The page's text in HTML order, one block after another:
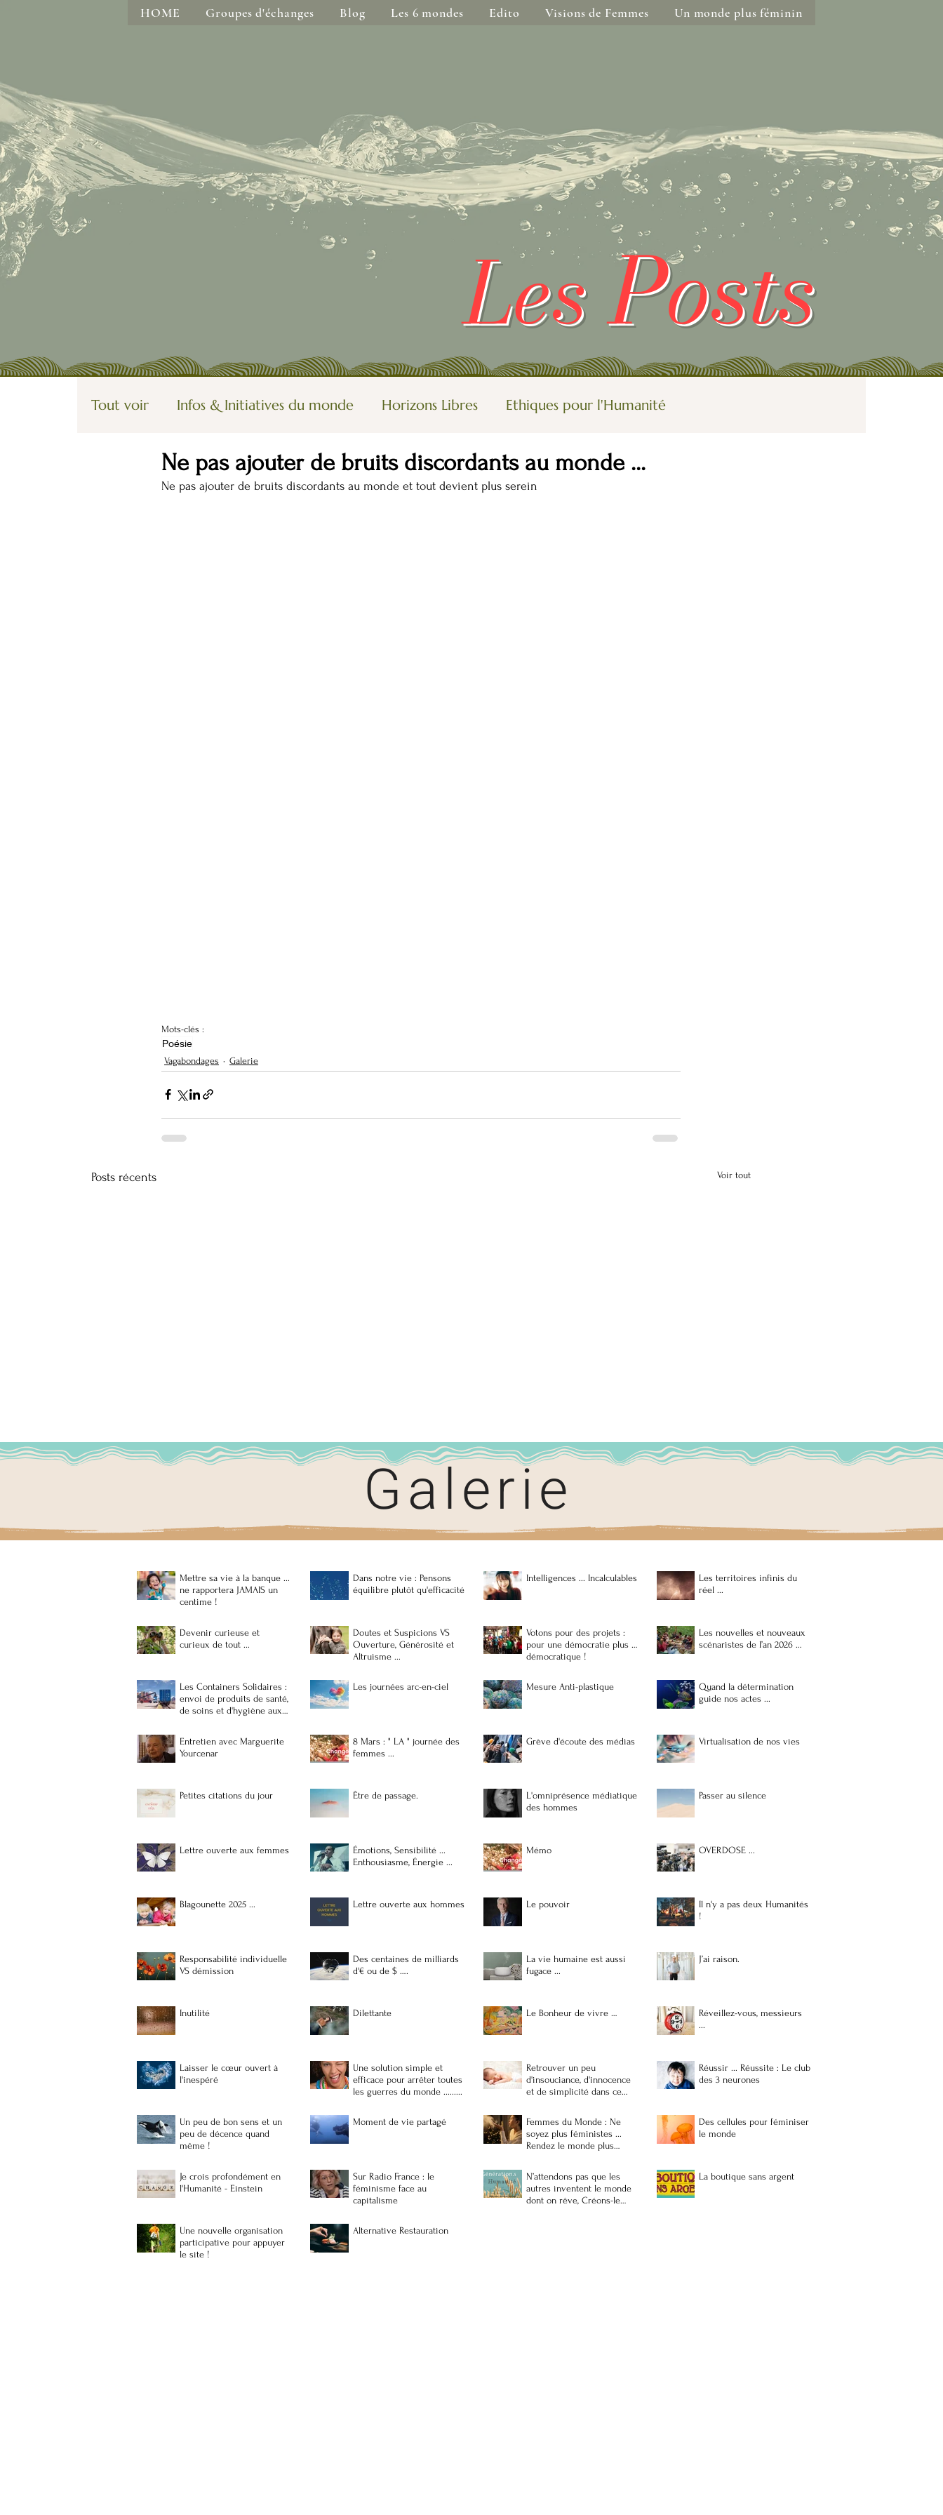
HOME Groupes d'échanges Blog Les 6 mondes Edito Visions de Femmes Un monde plus féminin
LesPosts
Tout voir Infos & Initiatives du monde Horizons Libres Ethiques pour l'Humanité
Vagabondages Utopies, fictions, rêves Oser Autres vues du monde
Ne pas ajouter de bruits discordants au monde ...
Ne pas ajouter de bruits discordants au monde et tout devient plus serein
Mots-clés :
Poésie
Vagabondages Galerie
Posts récents Voir tout
Le ministère de la redistribution
Le reste peut attendre . . . ;)
Galerie
Mettre sa vie à la banque ...
ne rapportera JAMAIS un
centime !
Dans notre vie : Pensons
équilibre plutôt qu'efficacité
Intelligences ... Incalculables
Les territoires infinis du
réel ...
Devenir curieuse et
curieux de tout ...
Doutes et Suspicions VS
Ouverture, Générosité et
Altruisme ...
Votons pour des projets :
pour une démocratie plus …
démocratique !
Les nouvelles et nouveaux
scénaristes de l’an 2026 …
Les Containers Solidaires :
envoi de produits de santé,
de soins et d'hygiène aux
Les journées arc-en-ciel Mesure Anti-plastique
Quand la détermination
guide nos actes ...
Entretien avec Marguerite
Yourcenar
8 Mars : " LA " journée des
femmes ...
Grève d'écoute des médias Virtualisation de nos vies
Petites citations du jour Être de passage.
L'omniprésence médiatique
des hommes
Passer au silence
Lettre ouverte aux femmes
Émotions, Sensibilité ...
Enthousiasme, Énergie ...
Mémo OVERDOSE ...
Blagounette 2025 ... Lettre ouverte aux hommes Le pouvoir
Il n'y a pas deux Humanités
!
Responsabilité individuelle
VS démission
Des centaines de milliards
d'€ ou de $ ….
La vie humaine est aussi
fugace ...
J’ai raison.
Inutilité Dilettante Le Bonheur de vivre …
Réveillez-vous, messieurs
...
Laisser le cœur ouvert à
l'inespéré
Une solution simple et
efficace pour arrêter toutes
les guerres du monde .........
Retrouver un peu
d'insouciance, d'innocence
et de simplicité dans ce
Réussir ... Réussite : Le club
des 3 neurones
Un peu de bon sens et un
peu de décence quand
même !
Moment de vie partagé
Femmes du Monde : Ne
soyez plus féministes ...
Rendez le monde plus
Des cellules pour féminiser
le monde
Je crois profondément en
l'Humanité - Einstein
Sur Radio France : le
féminisme face au
capitalisme
N’attendons pas que les
autres inventent le monde
dont on rêve, Créons-le
La boutique sans argent
Une nouvelle organisation
participative pour appuyer
le site !
Alternative Restauration